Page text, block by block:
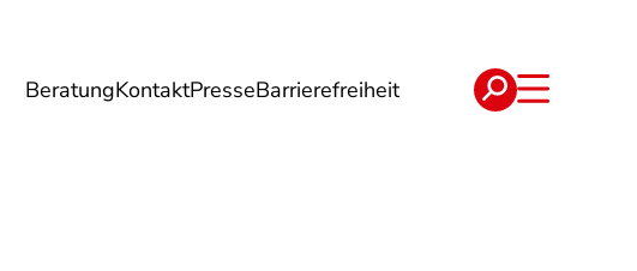
BeratungKontaktPresseBarrierefreiheit
Energie Reise Verträge